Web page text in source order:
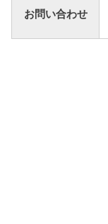
お問い合わせ